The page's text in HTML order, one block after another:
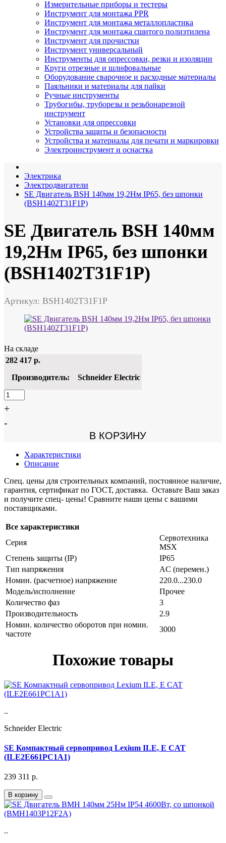
Измерительные приборы и тестеры
Инструмент для монтажа PPR
Инструмент для монтажа металлопластика
Инструмент для монтажа сшитого полиэтилена
Инструмент для прочистки
Инструмент универсальный
Инструменты для опрессовки, резки и изоляции
Круги отрезные и шлифовальные
Оборудование сварочное и расходные материалы
Паяльники и материалы для пайки
Ручные инструменты
Трубогибы, труборезы и резьбонарезной
инструмент
Установки для опрессовки
Устройства защиты и безопасности
Устройства и материалы для печати и маркировки
Электроинструмент и оснастка
Электрика
Электродвигатели
SE Двигатель BSH 140мм 19,2Нм IP65, без шпонки
(BSH1402T31F1P)
SE Двигатель BSH 140мм
19,2Нм IP65, без шпонки
(BSH1402T31F1P)
Артикул: BSH1402T31F1P
На складе
282 417 р.
Производитель:
Schneider Electric
+
-
В КОРЗИНУ
Характеристики
Описание
Спец. цены для строительных компаний, постоянное наличие,
гарантия, сертификат по ГОСТ, доставка. Оставьте Ваш заказ
и получите спец- цены! Сравните наши цены с вашими
поставщиками.
Все характеристики
Серия
Сервотехника
MSX
Степень защиты (IP)
IP65
Тип напряжения
AC (перемен.)
Номин. (расчетное) напряжение
220.0...230.0
Модель/исполнение
Прочее
Количество фаз
3
Производительность
2.9
Номин. количество оборотов при номин.
частоте
3000
Похожие товары
..
Schneider Electric
SE Компактный сервопривод Lexium ILE, E CAT
(ILE2E661PC1A1)
239 311 р.
В корзину
..